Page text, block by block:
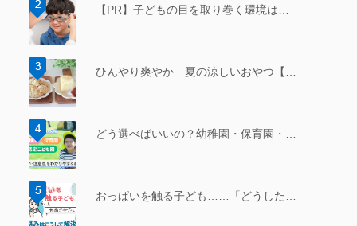
【PR】子どもの目を取り巻く環境は…
ひんやり爽やか 夏の涼しいおやつ【…
どう選べばいいの？幼稚園・保育園・…
おっぱいを触る子ども……「どうした…